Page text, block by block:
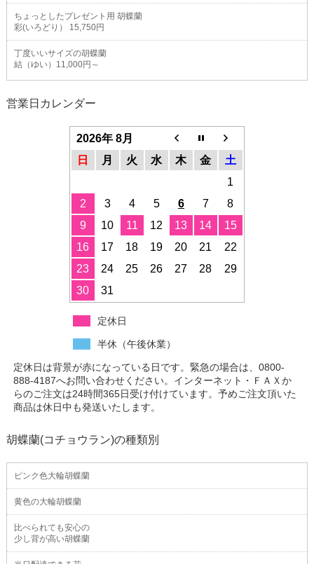
ちょっとしたプレゼント用 胡蝶蘭
彩(いろどり） 15,750円
丁度いいサイズの胡蝶蘭
結（ゆい）11,000円～
営業日カレンダー
2026年 8月
日
月 火 水 木 金
土
1
2
3 4 5 6 7
8
9
10 11 12 13 14
15
16
17 18 19 20 21
22
23
24 25 26 27 28
29
30
31
定休日
半休（午後休業）
定休日は背景が赤になっている日です。緊急の場合は、0800-
888-4187へお問い合わせください。インターネット・ＦＡＸか
らのご注文は24時間365日受け付けています。予めご注文頂いた
商品は休日中も発送いたします。
胡蝶蘭(コチョウラン)の種類別
ピンク色大輪胡蝶蘭
黄色の大輪胡蝶蘭
比べられても安心の
少し背が高い胡蝶蘭